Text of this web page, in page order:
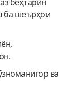
ба шеърҳои
ва